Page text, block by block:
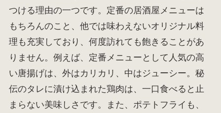
つける理由の一つです。定番の居酒屋メニューは
もちろんのこと、他では味わえないオリジナル料
理も充実しており、何度訪れても飽きることがあ
りません。例えば、定番メニューとして人気の高
い唐揚げは、外はカリカリ、中はジューシー。秘
伝のタレに漬け込まれた鶏肉は、一口食べると止
まらない美味しさです。また、ポテトフライも、